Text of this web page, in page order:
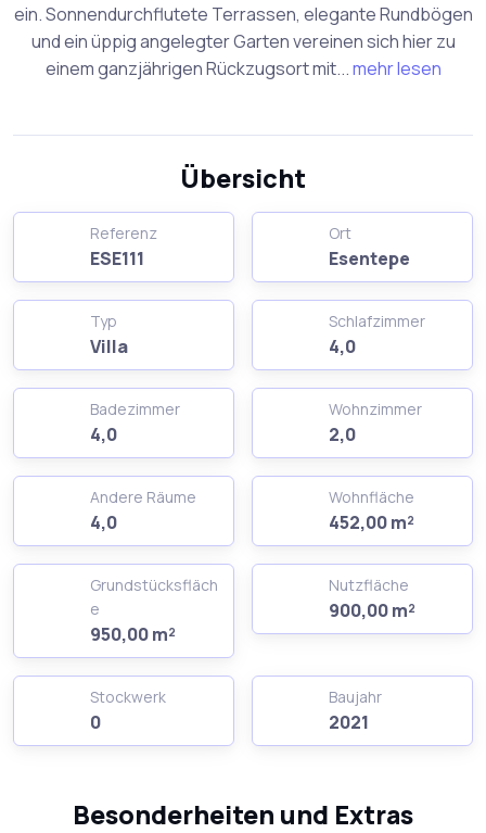
ein. Sonnendurchflutete Terrassen, elegante Rundbögen
und ein üppig angelegter Garten vereinen sich hier zu
einem ganzjährigen Rückzugsort mit...mehr lesen
Übersicht
Referenz
ESE111
Ort
Esentepe
Typ
Villa
Schlafzimmer
4,0
Badezimmer
4,0
Wohnzimmer
2,0
Andere Räume
4,0
Wohnfläche
452,00 m²
Grundstücksfläch
e
950,00 m²
Nutzfläche
900,00 m²
Stockwerk
0
Baujahr
2021
Besonderheiten und Extras